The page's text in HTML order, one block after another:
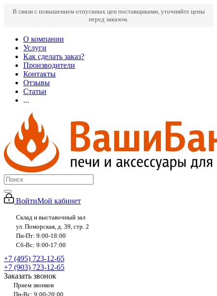
В связи с повышением отпускных цен поставщиками, уточняйте цены
перед заказом.
О компании
Услуги
Как сделать заказ?
Производители
Контакты
Отзывы
Статьи
...
ВойтиМой кабинет
Склад и выставочный зал
ул. Поморская, д. 39, стр. 2
Пн-Пт: 9:00-18:00
Сб-Вс: 9:00-17:00
+7 (495) 723-12-65
+7 (903) 723-12-65
Заказать звонок
Прием звонков
Пн-Вс: 9:00-20:00